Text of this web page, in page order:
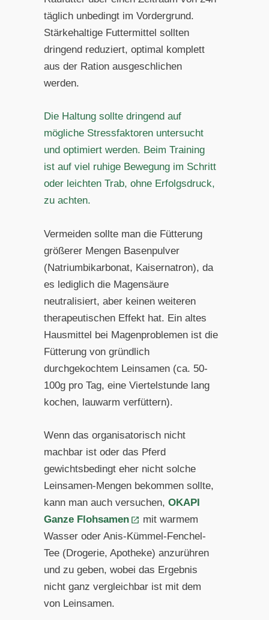
täglich unbedingt im Vordergrund.
Stärkehaltige Futtermittel sollten
dringend reduziert, optimal komplett
aus der Ration ausgeschlichen
werden.
Die Haltung sollte dringend auf
mögliche Stressfaktoren untersucht
und optimiert werden. Beim Training
ist auf viel ruhige Bewegung im Schritt
oder leichten Trab, ohne Erfolgsdruck,
zu achten.
Vermeiden sollte man die Fütterung
größerer Mengen Basenpulver
(Natriumbikarbonat, Kaisernatron), da
es lediglich die Magensäure
neutralisiert, aber keinen weiteren
therapeutischen Effekt hat. Ein altes
Hausmittel bei Magenproblemen ist die
Fütterung von gründlich
durchgekochtem Leinsamen (ca. 50-
100g pro Tag, eine Viertelstunde lang
kochen, lauwarm verfüttern).
Wenn das organisatorisch nicht
machbar ist oder das Pferd
gewichtsbedingt eher nicht solche
Leinsamen-Mengen bekommen sollte,
kann man auch versuchen, OKAPI
Ganze Flohsamen
mit warmem
Wasser oder Anis-Kümmel-Fenchel-
Tee (Drogerie, Apotheke) anzurühren
und zu geben, wobei das Ergebnis
nicht ganz vergleichbar ist mit dem
von Leinsamen.